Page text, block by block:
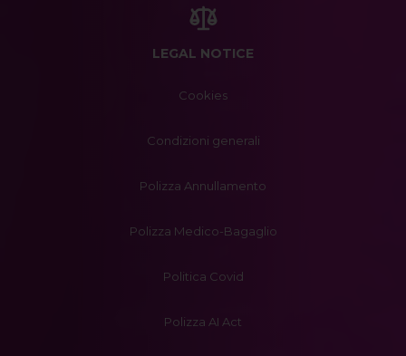
LEGAL NOTICE
Cookies
Condizioni generali
Polizza Annullamento
Polizza Medico-Bagaglio
Politica Covid
Polizza AI Act